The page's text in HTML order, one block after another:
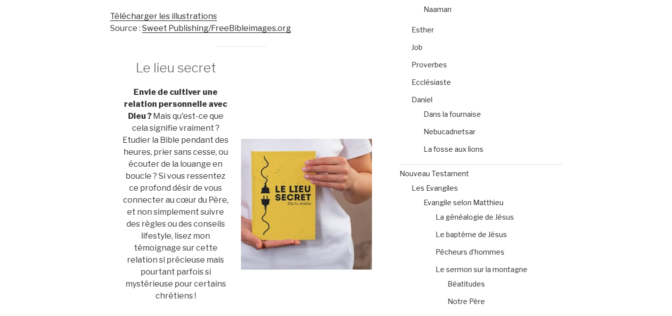
Télécharger les illustrations
Source : Sweet Publishing/FreeBibleimages.org
Le lieu secret
Envie de cultiver une
relation personnelle avec
Dieu ? Mais qu'est-ce que
cela signifie vraiment ?
Etudier la Bible pendant des
heures, prier sans cesse, ou
écouter de la louange en
boucle ? Si vous ressentez
ce profond désir de vous
connecter au cœur du Père,
et non simplement suivre
des règles ou des conseils
lifestyle, lisez mon
témoignage sur cette
relation si précieuse mais
pourtant parfois si
mystérieuse pour certains
chrétiens !
Naaman
Esther
Job
Proverbes
Ecclésiaste
Daniel
Dans la fournaise
Nebucadnetsar
La fosse aux lions
Nouveau Testament
Les Evangiles
Evangile selon Matthieu
La généalogie de Jésus
Le baptême de Jésus
Pêcheurs d’hommes
Le sermon sur la montagne
Béatitudes
Notre Père